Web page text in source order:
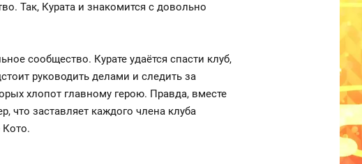
Так, Курата и знакомится с довольно
сообщество. Курате удаётся спасти клуб,
руководить делами и следить за
хлопот главному герою. Правда, вместе
что заставляет каждого члена клуба